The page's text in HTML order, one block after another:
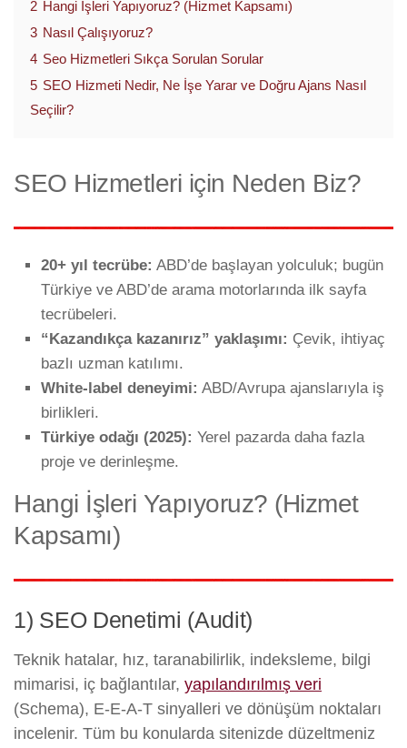
2 Hangi İşleri Yapıyoruz? (Hizmet Kapsamı)
3 Nasıl Çalışıyoruz?
4 Seo Hizmetleri Sıkça Sorulan Sorular
5 SEO Hizmeti Nedir, Ne İşe Yarar ve Doğru Ajans Nasıl
Seçilir?
SEO Hizmetleri için Neden Biz?
20+ yıl tecrübe: ABD’de başlayan yolculuk; bugün
Türkiye ve ABD’de arama motorlarında ilk sayfa
tecrübeleri.
“Kazandıkça kazanırız” yaklaşımı: Çevik, ihtiyaç
bazlı uzman katılımı.
White-label deneyimi: ABD/Avrupa ajanslarıyla iş
birlikleri.
Türkiye odağı (2025): Yerel pazarda daha fazla
proje ve derinleşme.
Hangi İşleri Yapıyoruz? (Hizmet
Kapsamı)
1) SEO Denetimi (Audit)
Teknik hatalar, hız, taranabilirlik, indeksleme, bilgi
mimarisi, iç bağlantılar, yapılandırılmış veri
(Schema), E-E-A-T sinyalleri ve dönüşüm noktaları
incelenir. Tüm bu konularda sitenizde düzeltmeniz